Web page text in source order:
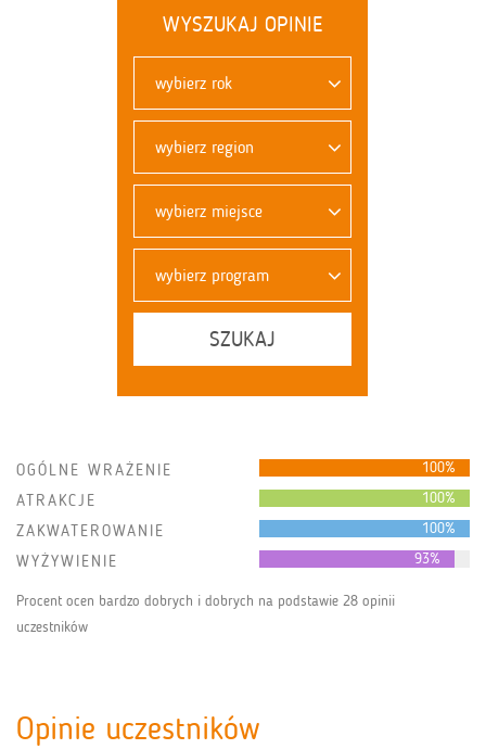
WYSZUKAJ OPINIE
wybierz rok
wybierz region
wybierz miejsce
wybierz program
SZUKAJ
OGÓLNE WRAŻENIE 100%
ATRAKCJE 100%
ZAKWATEROWANIE 100%
WYŻYWIENIE 93%
Procent ocen bardzo dobrych i dobrych na podstawie 28 opinii
uczestników
Opinie uczestników